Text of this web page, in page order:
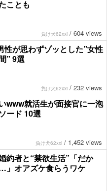
ことも
負け犬62xxi / 604 views
性が思わずゾッとした”女性
” 9選
負け犬62xxi / 232 views
www就活生が面接官に一泡
ード 10選
負け犬62xxi / 1,452 views
約者と“禁欲生活”「だか
」オアズケ食らうワケ